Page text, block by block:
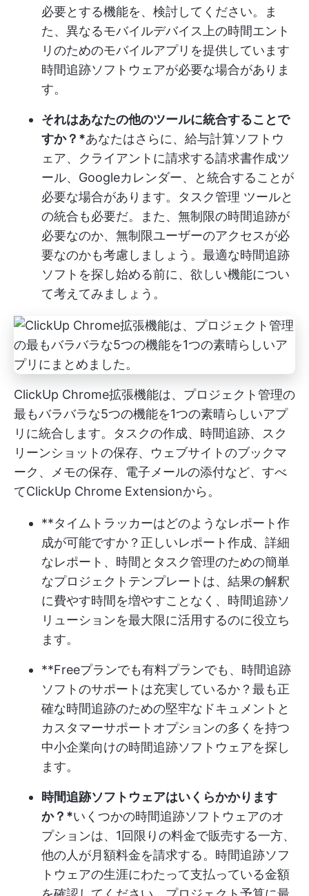
必要とする機能を、検討してください。ま
た、異なるモバイルデバイス上の時間エント
リのためのモバイルアプリを提供しています
時間追跡ソフトウェアが必要な場合がありま
す。
それはあなたの他のツールに統合することで
すか？*あなたはさらに、給与計算ソフトウ
ェア、クライアントに請求する請求書作成ツ
ール、Googleカレンダー、と統合することが
必要な場合があります。 タスク管理 ツールと
の統合も必要だ。また、無制限の時間追跡が
必要なのか、無制限ユーザーのアクセスが必
要なのかも考慮しましょう。最適な時間追跡
ソフトを探し始める前に、欲しい機能につい
て考えてみましょう。
ClickUp Chrome拡張機能は、プロジェクト管理の
最もバラバラな5つの機能を1つの素晴らしいアプ
リに統合します。タスクの作成、時間追跡、スク
リーンショットの保存、ウェブサイトのブックマ
ーク、メモの保存、電子メールの添付など、すべ
てClickUp Chrome Extensionから。
**タイムトラッカーはどのようなレポート作
成が可能ですか？正しいレポート作成、詳細
なレポート、時間とタスク管理のための簡単
なプロジェクトテンプレートは、結果の解釈
に費やす時間を増やすことなく、時間追跡ソ
リューションを最大限に活用するのに役立ち
ます。
**Freeプランでも有料プランでも、時間追跡
ソフトのサポートは充実しているか？最も正
確な時間追跡のための堅牢なドキュメントと
カスタマーサポートオプションの多くを持つ
中小企業向けの時間追跡ソフトウェアを探し
ます。
時間追跡ソフトウェアはいくらかかります
か？*いくつかの時間追跡ソフトウェアのオ
プションは、1回限りの料金で販売する一方、
他の人が月額料金を請求する。時間追跡ソフ
トウェアの生涯にわたって支払っている金額